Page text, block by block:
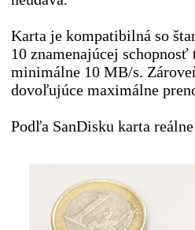
Karta je kompatibilná so
10 znamenajúcej
minimálne 10 MB/s.
dovoľujúce maximálne
Podľa SanDisku karta